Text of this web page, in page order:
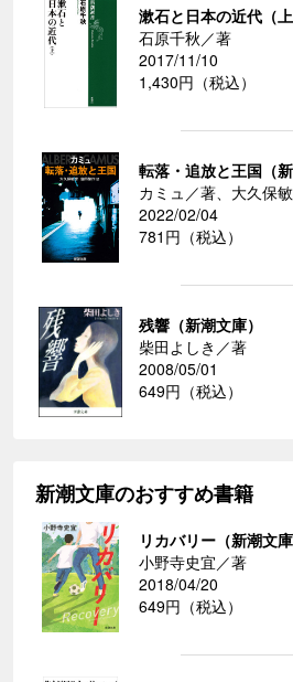
漱石と日本の近代（
石原千秋／著
2017/11/10
1,430円（税込）
転落・追放と王国（新
カミュ／著、大久保
2022/02/04
781円（税込）
残響（新潮文庫）
柴田よしき／著
2008/05/01
649円（税込）
新潮文庫のおすすめ書籍
リカバリー（新潮文庫
小野寺史宜／著
2018/04/20
649円（税込）